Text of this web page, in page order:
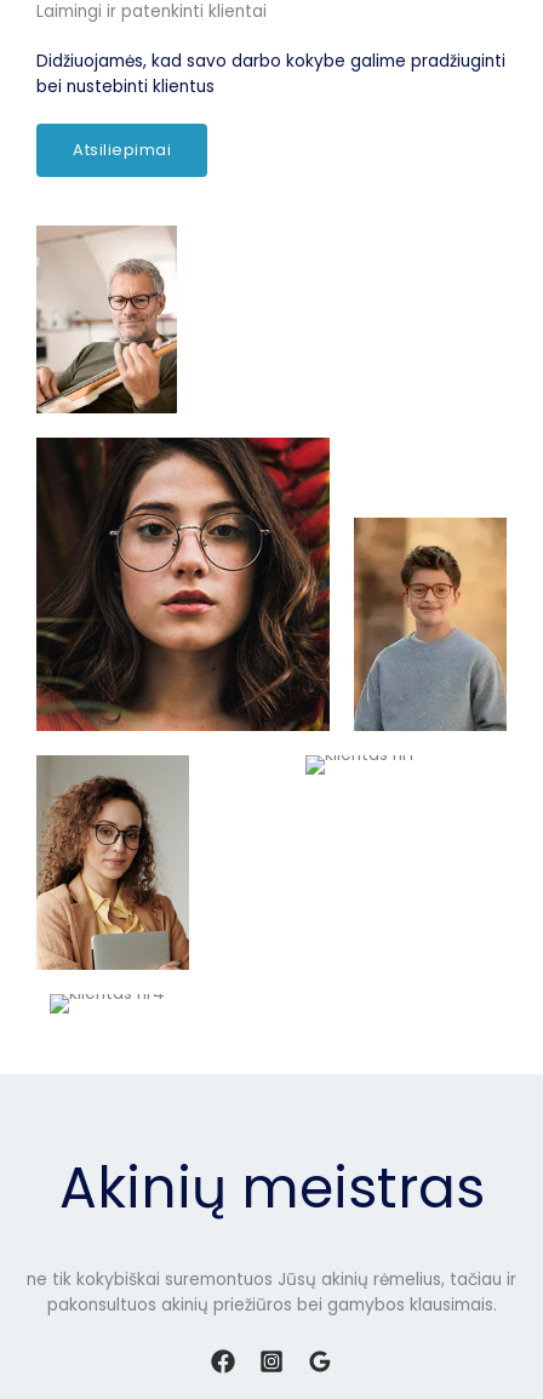
Laimingi ir patenkinti klientai
Didžiuojamės, kad savo darbo kokybe galime pradžiuginti
bei nustebinti klientus
Atsiliepimai
Akinių meistras
ne tik kokybiškai suremontuos Jūsų akinių rėmelius, tačiau ir
pakonsultuos akinių priežiūros bei gamybos klausimais.